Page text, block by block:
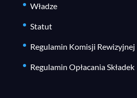
Władze
Statut
Regulamin Komisji Rewizyjnej
Regulamin Opłacania Składek